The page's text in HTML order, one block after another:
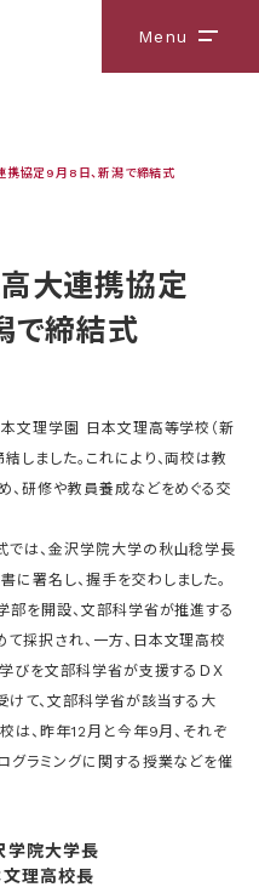
Menu メニ
携協定9月8日、新潟で締結式
大連携協定
で締結式
文理学園 日本文理高等学校（新
しました。これにより、両校は教
、研修や教員養成などをめぐる交
は、金沢学院大学の秋山稔学長
署名し、握手を交わしました。
を開設、文部科学省が推進する
採択され、一方、日本文理高校
びを文部科学省が支援するＤＸ
けて、文部科学省が該当する大
は、昨年12月と今年9月、それぞ
グラミングに関する授業などを催
学院大学長
文理高校長